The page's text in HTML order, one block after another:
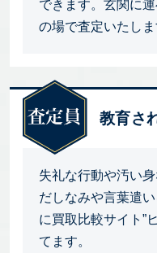
できます。玄関に
の場で査定いたしま
教育さ
失礼な行動や汚い
だしなみや言葉遣
に買取比較サイト”
てます。